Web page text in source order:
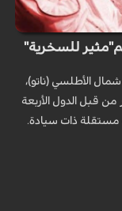
للسخرية"
الأطلسي (ناتو)،
قبل الدول الأربعة
مستقلة ذات سيادة.